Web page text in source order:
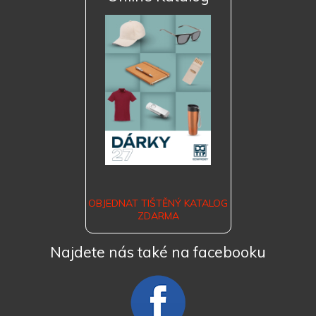
OBJEDNAT TIŠTĚNÝ KATALOG
ZDARMA
Najdete nás také na facebooku